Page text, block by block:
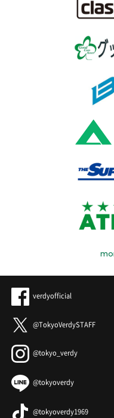
verdyofficial
@TokyoVerdySTAFF
@tokyo_verdy
@tokyoverdy
@tokyoverdy1969